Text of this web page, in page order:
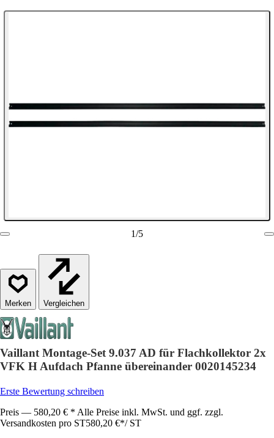
1/5
Vergleichen
Vaillant Montage-Set 9.037 AD für Flachkollektor 2x
VFK H Aufdach Pfanne übereinander 0020145234
Erste Bewertung schreiben
Preis — 580,20 € * Alle Preise inkl. MwSt. und ggf. zzgl.
Versandkosten pro ST580,20 €*/ ST